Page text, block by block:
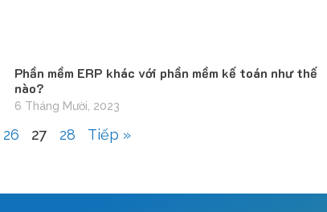
Phần mềm ERP khác với phần mềm kế toán như thế
nào?
6 Tháng Mười, 2023
26 27 28 Tiếp »